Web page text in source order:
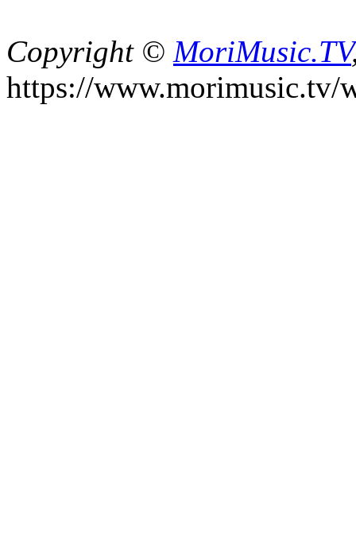
Copyright © MoriMusic.TV
https://www.morimusic.tv/